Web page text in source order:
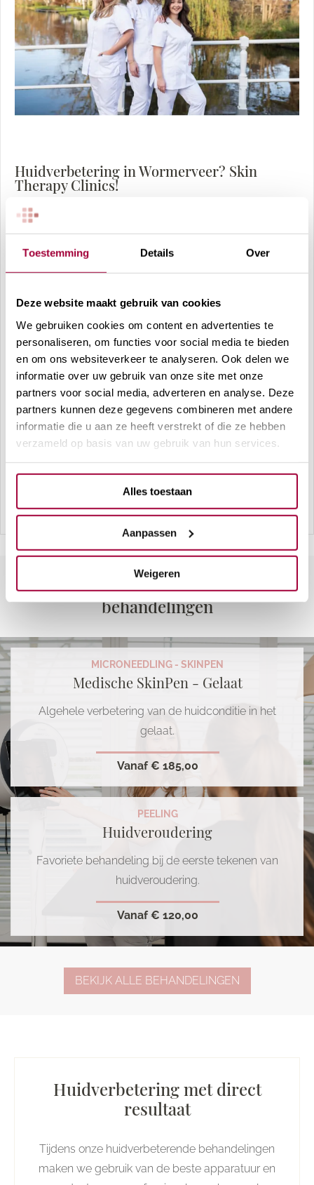
Toestemming Details Over
Deze website maakt gebruik van cookies
We gebruiken cookies om content en advertenties te
personaliseren, om functies voor social media te bieden
en om ons websiteverkeer te analyseren. Ook delen we
informatie over uw gebruik van onze site met onze
partners voor social media, adverteren en analyse. Deze
partners kunnen deze gegevens combineren met andere
informatie die u aan ze heeft verstrekt of die ze hebben
verzameld op basis van uw gebruik van hun services.
Alles toestaan
Aanpassen
Weigeren
Huidverbetering in Wormerveer? Skin
Therapy Clinics!
De weg naar een mooie en stralende huid hoeft niet
moeilijk te zijn. De huidspecialisten van Skin Therapy
Clinics helpen je namelijk graag met huidverbeterende
behandelingen in Wormerveer. Of je nou last hebt van
keren weer van een stralende huid. Kies voor Skin
Therapy Clinics en geniet weer van die frisse en
energieke uitstraling. Interesse in een behandeling om
de conditie van je huid te verbeteren? Maak nu een
eerste afspraak!
Wij zijn werkzaam rondom de gebieden:
Hoorn,Purmerend,Heiloo,Heerhugowaard,
Maak kennis met onze
behandelingen
MICRONEEDLING - SKINPEN
Medische SkinPen - Gelaat
Algehele verbetering van de huidconditie in het
gelaat.
Vanaf€ 185,00
PEELING
Huidveroudering
Favoriete behandeling bij de eerste tekenen van
huidveroudering.
Vanaf€ 120,00
BEKIJK ALLE BEHANDELINGEN
Huidverbetering met direct
resultaat
Tijdens onze huidverbeterende behandelingen
maken we gebruik van de beste apparatuur en